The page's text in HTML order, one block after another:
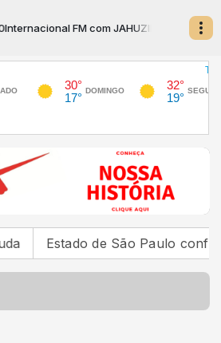
FM com JAHUZINHO das 16:00 às
de São Paulo confirma 23